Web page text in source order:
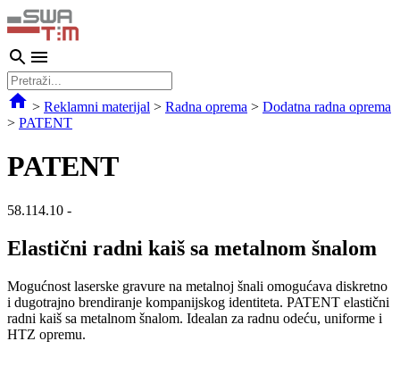
> Reklamni materijal > Radna oprema > Dodatna radna oprema
> PATENT
PATENT
58.114.10 -
Elastični radni kaiš sa metalnom šnalom
Mogućnost laserske gravure na metalnoj šnali omogućava diskretno
i dugotrajno brendiranje kompanijskog identiteta. PATENT elastični
radni kaiš sa metalnom šnalom. Idealan za radnu odeću, uniforme i
HTZ opremu.